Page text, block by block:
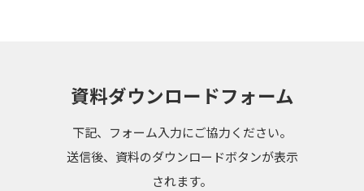
資料ダウンロードフォーム
下記、フォーム入力にご協力ください。
送信後、資料のダウンロードボタンが表示
されます。